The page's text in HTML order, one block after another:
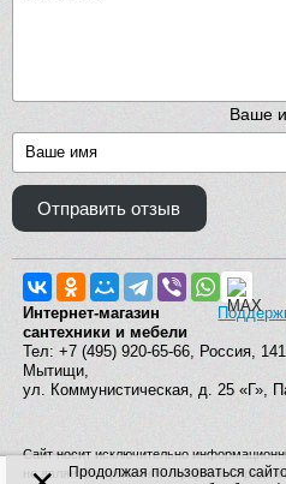
Ваше
Отправить отзыв
Интернет-магазин
сантехники и мебели
Тел: +7 (495) 920-65-66, Россия,
Мытищи,
ул. Коммунистическая, д. 25 «Г»,
Сайт носит исключительно
не является публичной офертой,
Продолжая пользоваться